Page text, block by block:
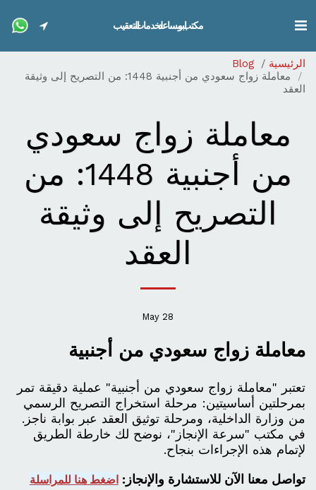
مكتب ابو مساعد لخدمات التعقيب
الرئيسية
Blog
معاملة زواج سعودي من أجنبية 1448: من التصريح إلى وثيقة
العقد
معاملة زواج سعودي
من أجنبية 1448: من
التصريح إلى وثيقة
العقد
28
May
معاملة زواج سعودي من أجنبية
تعتبر "معاملة زواج سعودي من أجنبية" عملية دقيقة تمر
بمرحلتين أساسيتين: مرحلة استخراج التصريح الرسمي
من وزارة الداخلية، ومرحلة توثيق العقد عبر بوابة ناجز.
في مكتب "سرعة الإنجاز"، نوضح لك خارطة الطريق
لإتمام هذه الإجراءات بنجاح.
تواصل معنا الآن للاستشارة والإنجاز: اضغط هنا للمراسلة